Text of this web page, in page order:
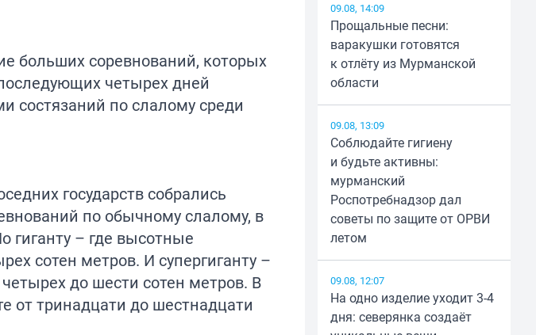
больших соревнований, которых
четырех дней
состязаний по слалому среди
государств собрались
по обычному слалому, в
гиганту – где высотные
сотен метров. И супергиганту –
до шести сотен метров. В
от тринадцати до шестнадцати
09.08, 14:09
Прощальные песни:
варакушки готовятся
к отлёту из Мурманской
области
09.08, 13:09
Соблюдайте гигиену
и будьте активны:
мурманский
Роспотребнадзор дал
советы по защите от ОРВИ
летом
09.08, 12:07
На одно изделие уходит 3-4
дня: северянка создаёт